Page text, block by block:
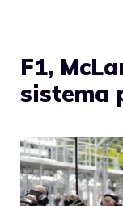
F1,
sistema